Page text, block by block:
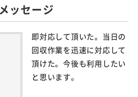
ッセージ
即対応して頂いた。当日の
回収作業を迅速に対応して
頂けた。今後も利用したい
と思います。